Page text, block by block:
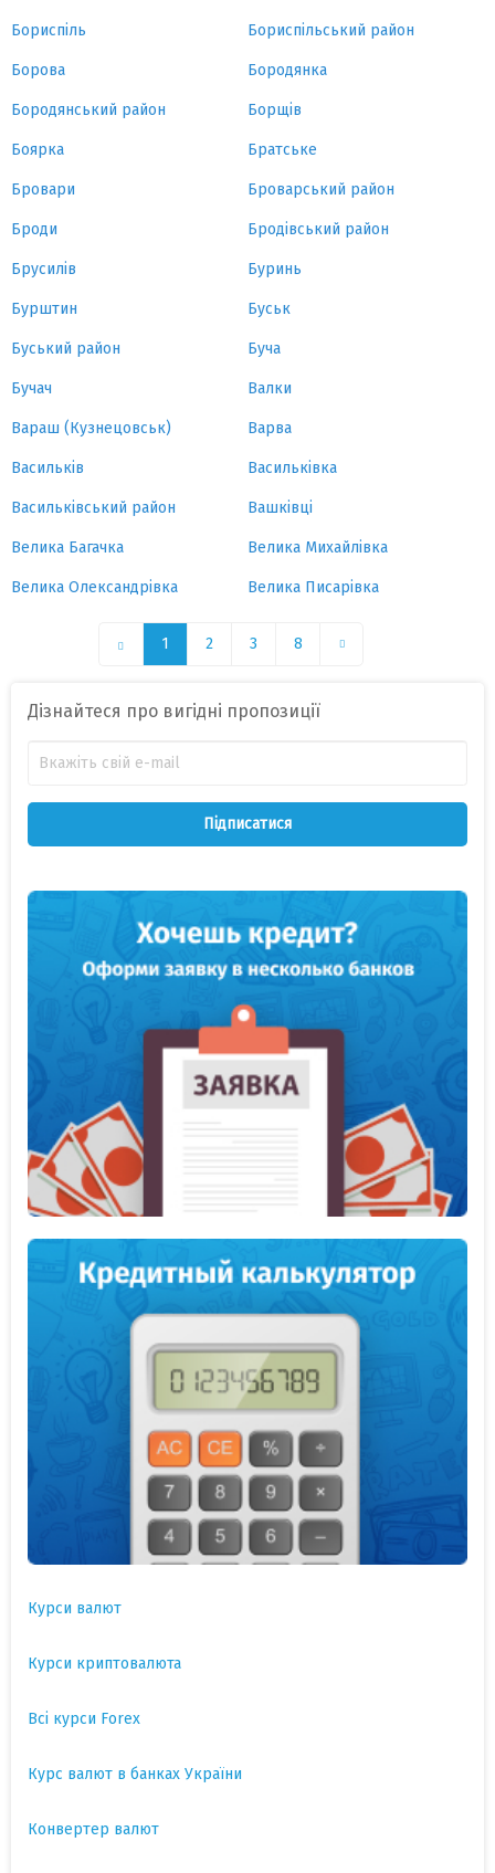
Бориспіль Бориспільський район
Борова Бородянка
Бородянський район Борщів
Боярка Братське
Бровари Броварський район
Броди Бродівський район
Брусилів Буринь
Бурштин Буськ
Буський район Буча
Бучач Валки
Вараш (Кузнецовськ) Варва
Васильків Васильківка
Васильківський район Вашківці
Велика Багачка Велика Михайлівка
Велика Олександрівка Велика Писарівка
1 2 3 8
Дізнайтеся про вигідні пропозиції
Підписатися
Курси валют
Курси криптовалюта
Всі курси Forex
Курс валют в банках України
Конвертер валют